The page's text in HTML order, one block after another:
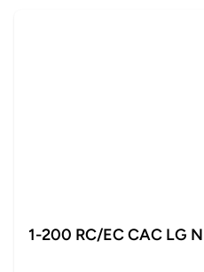
1-200 RC/EC CAC LG